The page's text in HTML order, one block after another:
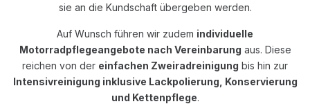
sie an die Kundschaft übergeben werden.
Auf Wunsch führen wir zudem individuelle
Motorradpflegeangebote nach Vereinbarung aus. Diese
reichen von der einfachen Zweiradreinigung bis hin zur
Intensivreinigung inklusive Lackpolierung, Konservierung
und Kettenpflege.